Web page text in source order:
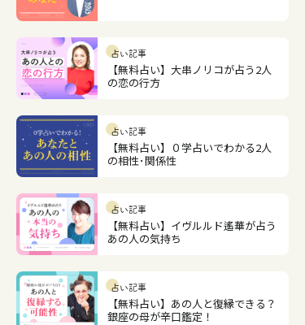
占い記事
【無料占い】大串ノリコが占う2人
の恋の行方
占い記事
【無料占い】０学占いでわかる2人
の相性･関係性
占い記事
【無料占い】イヴルルド遙華が占う
あの人の気持ち
占い記事
【無料占い】あの人と復縁できる？
銀座の母が辛口鑑定！